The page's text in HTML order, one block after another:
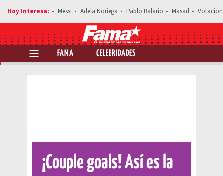
Messi Adela Noriega Pablo Balario Masad
FAMA CELEBRIDADES
Comparte esta noticia
¡Couple goals! Así es la